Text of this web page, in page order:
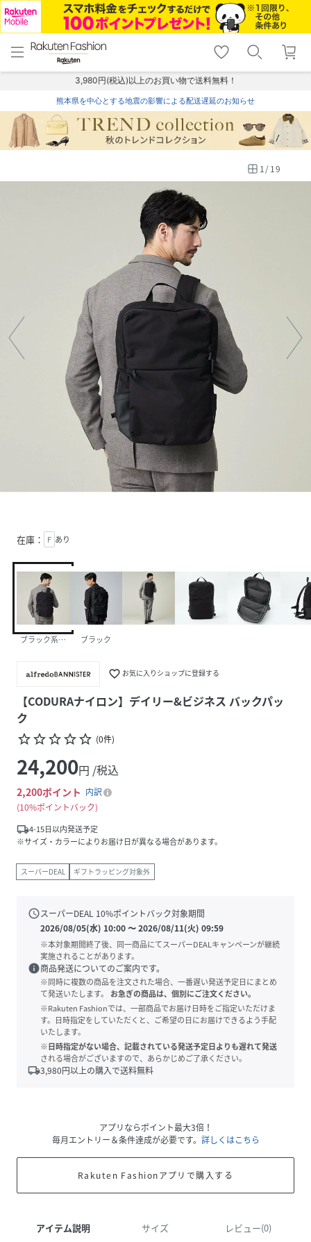
menu home
トップ
shopping_cart lock_outline
ログイン
3,980円(税込)以上のお買い物で送料無料！
熊本県を中心とする地震の影響による配送遅延のお知らせ
1/19
在庫： F あり
ブラック系その他1ブラック
favorite_border お気に入りショップに登録する
【CODURAナイロン】デイリー&ビジネス バックパッ
ク
star_borderstar_borderstar_borderstar_borderstar_border (0件)
24,200円 /税込
2,200ポイント 内訳
10%ポイントバック
local_shipping4-15日以内発送予定
※サイズ・カラーによりお届け日が異なる場合があります。
スーパーDEAL ギフトラッピング対象外
scheduleスーパーDEAL 10%ポイントバック対象期間
2026/08/05(水) 10:00〜2026/08/11(火) 09:59
※本対象期間終了後、同一商品にてスーパーDEALキャンペーンが継続
実施されることがあります。
info商品発送についてのご案内です。
※同時に複数の商品を注文された場合、一番遅い発送予定日にまとめ
て発送いたします。
お急ぎの商品は、個別にご注文ください。
※Rakuten Fashionでは、一部商品でお届け日時をご指定いただけま
す。日時指定をしていただくと、ご希望の日にお届けできるよう手配
いたします。
※日時指定がない場合、記載されている発送予定日よりも遅れて発送
される場合がございますので、あらかじめご了承ください。
local_shipping3,980円以上の購入で送料無料
アプリならポイント最大3倍！
毎月エントリー＆条件達成が必要です。 詳しくはこちら
Rakuten Fashionアプリで購入する
アイテム説明 サイズ レビュー(0)